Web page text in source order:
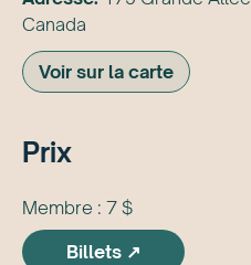
Canada
Voir sur la carte
Prix
Membre : 7 $
Billets ↗